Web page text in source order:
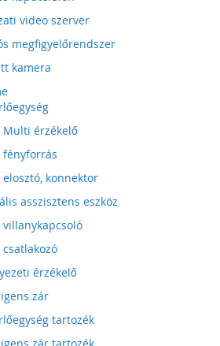
video szerver
megfigyelőrendszer
kamera
Multi érzékelő
fényforrás
elosztó, konnektor
asszisztens eszköz
villanykapcsoló
csatlakozó
érzékelő
zár
tartozék